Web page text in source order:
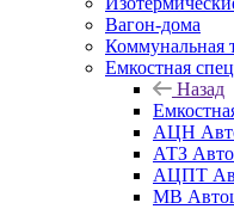
Вагон-дома
Коммунальная
Емкостная
Назад
АЦН
АТЗ
АЦПТ
МВ